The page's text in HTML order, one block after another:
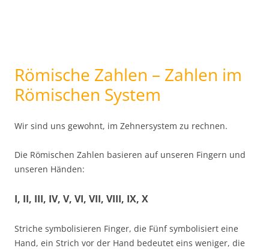
Römische Zahlen – Zahlen im
Römischen System
Wir sind uns gewohnt, im Zehnersystem zu rechnen.
Die Römischen Zahlen basieren auf unseren Fingern und
unseren Händen:
I, II, III, IV, V, VI, VII, VIII, IX, X
Striche symbolisieren Finger, die Fünf symbolisiert eine
Hand, ein Strich vor der Hand bedeutet eins weniger, die